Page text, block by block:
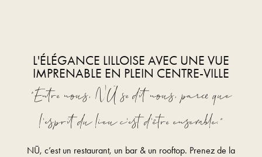
L'ÉLÉGANCE LILLOISE AVEC UNE VUE
IMPRENABLE EN PLEIN CENTRE-VILLE
“Entre nous, NŪ se dit nous, parce que
l’esprit du lieu c’est d’être ensemble.”
NŪ, c’est un restaurant, un bar & un rooftop. Prenez de la